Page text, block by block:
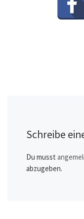
Schreibe
Du musst
abzugeben.